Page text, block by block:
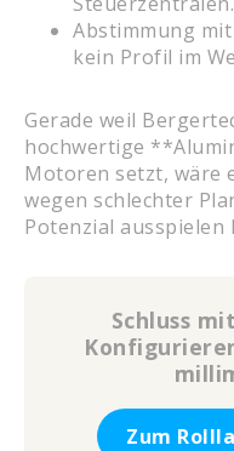
Abstimmung
kein Profil im
Gerade weil
hochwertige
Motoren setzt, wäre
wegen schlechter
Potenzial ausspielen
Schluss
Zum